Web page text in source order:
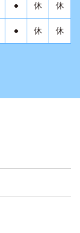
● 休 休
● 休 休